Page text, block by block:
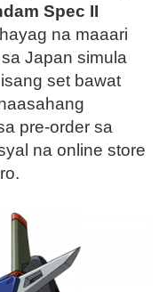
Spec II
na maaari
Japan simula
set bawat
pre-order sa
na online store